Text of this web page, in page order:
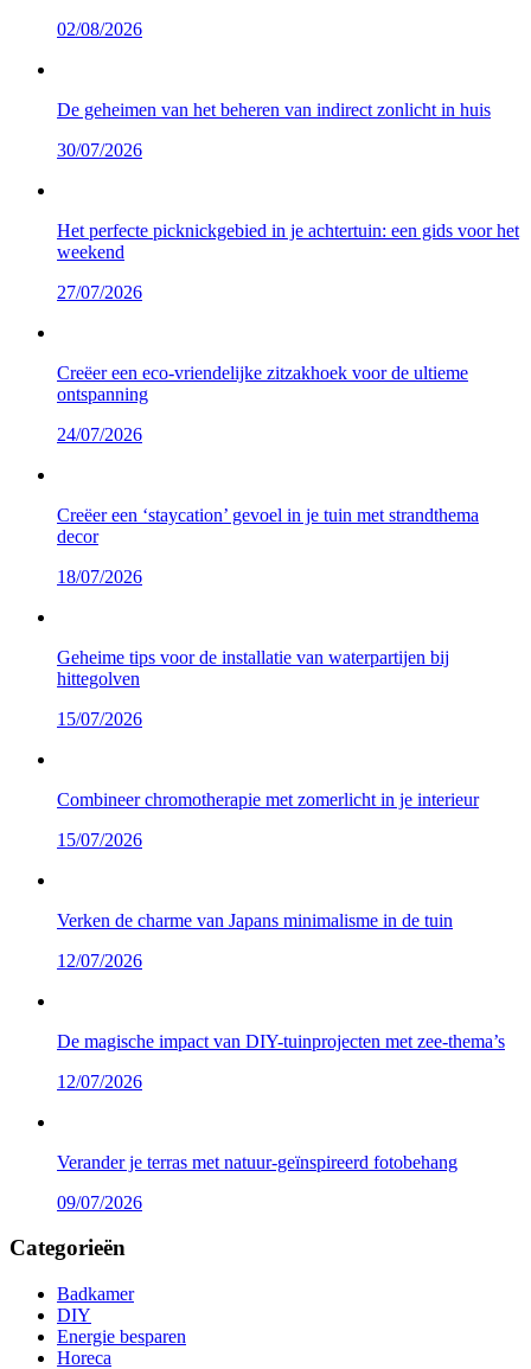
02/08/2026
De geheimen van het beheren van indirect zonlicht in huis
30/07/2026
Het perfecte picknickgebied in je achtertuin: een gids voor het
weekend
27/07/2026
Creëer een eco-vriendelijke zitzakhoek voor de ultieme
ontspanning
24/07/2026
Creëer een ‘staycation’ gevoel in je tuin met strandthema
decor
18/07/2026
Geheime tips voor de installatie van waterpartijen bij
hittegolven
15/07/2026
Combineer chromotherapie met zomerlicht in je interieur
15/07/2026
Verken de charme van Japans minimalisme in de tuin
12/07/2026
De magische impact van DIY-tuinprojecten met zee-thema’s
12/07/2026
Verander je terras met natuur-geïnspireerd fotobehang
09/07/2026
Categorieën
Badkamer
DIY
Energie besparen
Horeca